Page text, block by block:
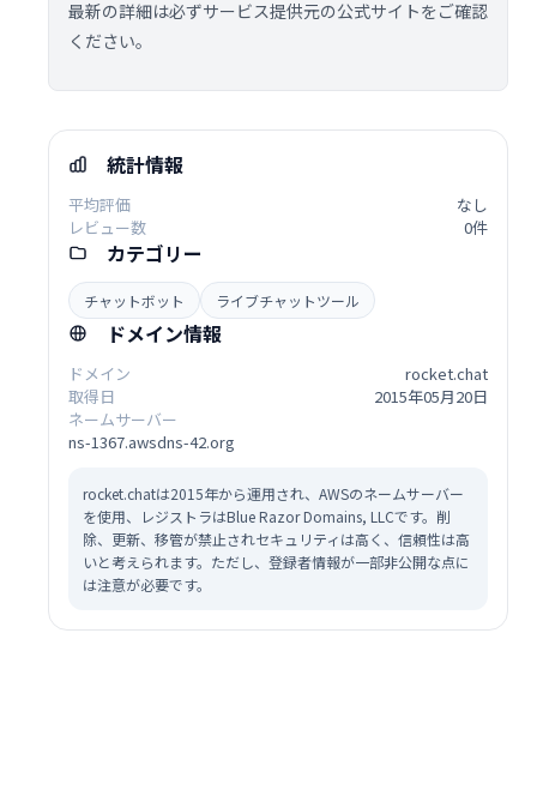
最新の詳細は必ずサービス提供元の公式サイトをご確認
ください。
統計情報
平均評価
なし
レビュー数
0件
カテゴリー
チャットボット ライブチャットツール
ドメイン情報
ドメイン
rocket.chat
取得日
2015年05月20日
ネームサーバー
ns-1367.awsdns-42.org
rocket.chatは2015年から運用され、AWSのネームサーバー
を使用、レジストラはBlue Razor Domains, LLCです。削
除、更新、移管が禁止されセキュリティは高く、信頼性は高
いと考えられます。ただし、登録者情報が一部非公開な点に
は注意が必要です。